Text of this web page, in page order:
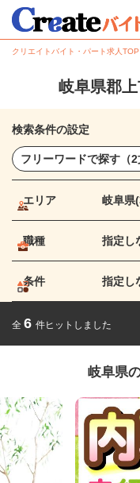
クリエイトバイト・パート求人TOP
岐阜県郡
検索条件の設定
エリア 岐阜県
職種 指定し
条件 指定し
全 6 件ヒットしました
岐阜県